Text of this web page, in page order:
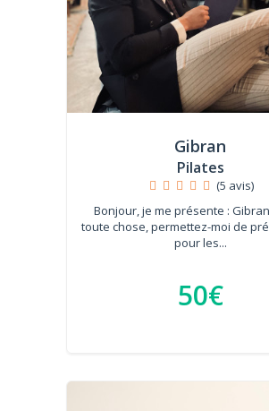
Gibran
Pilates
(5 avis)
Bonjour, je me présente :
toute chose, permettez-moi de
pour les...
50€